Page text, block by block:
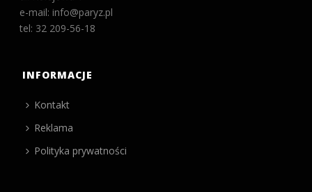
e-mail: info@paryz.pl
tel: 32 209-56-18
INFORMACJE
Kontakt
Reklama
Polityka prywatności